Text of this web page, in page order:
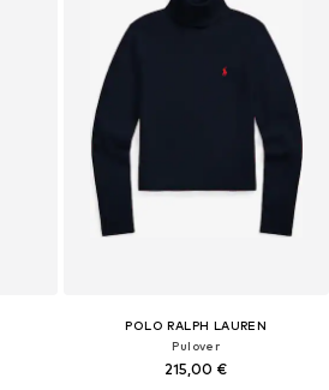
POLO RALPH LAUREN
Pulover
215,00 €